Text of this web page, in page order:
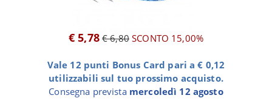
€ 5,78 € 6,80SCONTO 15,00%
Vale 12 punti Bonus Card pari a € 0,12
utilizzabili sul tuo prossimo acquisto.
Consegna prevista mercoledì 12 agosto